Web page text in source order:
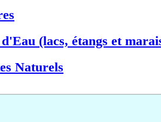
(lacs, étangs et
Naturels